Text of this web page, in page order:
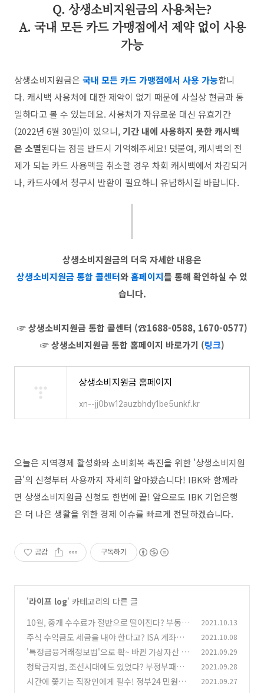
Q. 상생소비지원금의 사용처는?
A. 국내 모든 카드 가맹점에서 제약 없이 사용
가능
상생소비지원금은 국내 모든 카드 가맹점에서 사용 가능합니
다. 캐시백 사용처에 대한 제약이 없기 때문에 사실상 현금과 동
일하다고 볼 수 있는데요. 사용처가 자유로운 대신 유효기간
(2022년 6월 30일)이 있으니, 기간 내에 사용하지 못한 캐시백
은 소멸된다는 점을 반드시 기억해주세요! 덧붙여, 캐시백의 전
제가 되는 카드 사용액을 취소할 경우 차회 캐시백에서 차감되거
나, 카드사에서 청구시 반환이 필요하니 유념하시길 바랍니다.
상생소비지원금의 더욱 자세한 내용은
상생소비지원금 통합 콜센터와홈페이지를 통해 확인하실 수 있
습니다.
☞ 상생소비지원금 통합 콜센터 (☎1688-0588, 1670-0577)
☞ 상생소비지원금 통합 홈페이지 바로가기 (링크)
상생소비지원금 홈페이지
xn--jj0bw12auzbhdy1be5unkf.kr
오늘은 지역경제 활성화와 소비회복 촉진을 위한 '상생소비지원
금'의 신청부터 사용까지 자세히 알아봤습니다! IBK와 함께라
면 상생소비지원금 신청도 한번에 끝! 앞으로도 IBK 기업은행
은 더 나은 생활을 위한 경제 이슈를 빠르게 전달하겠습니다.
공감 구독하기
'라이프 log' 카테고리의 다른 글
10월, 중개 수수료가 절반으로 떨어진다? 부동산
중개보수 개편 살펴보기!
(0)
2021.10.13
주식 수익금도 세금을 내야 한다고? ISA 계좌를
활용한 절세방법 A to Z (0)
2021.10.08
'특정금융거래정보법'으로 확~ 바뀐 가상자산 시
장, 유의사항과 피해시 대처법 알고 가자!
(0)
2021.09.29
청탁금지법, 조선시대에도 있었다? 부정부패를
막는 '야다시'와 '상피' 제도! (0)
2021.09.28
시간에 쫓기는 직장인에게 필수! 정부24 민원서
2021.09.27